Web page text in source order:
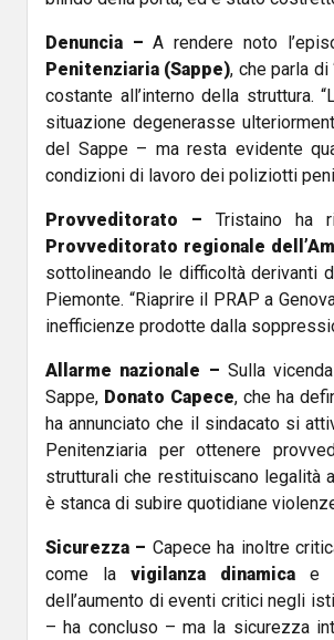
Denuncia – A rendere noto
Penitenziaria (Sappe), che parla di
costante all’interno della struttura.
situazione degenerasse
del Sappe – ma resta evidente
condizioni di lavoro dei poliziotti
Provveditorato – Tristaino ha
Provveditorato regionale
sottolineando le difficoltà derivanti
Piemonte. “Riaprire il PRAP a
inefficienze prodotte dalla
Allarme nazionale – Sulla
Sappe, Donato Capece, che ha
ha annunciato che il sindacato si
Penitenziaria per ottenere
strutturali che restituiscano legalità
è stanca di subire quotidiane violenze
Sicurezza – Capece ha inoltre
come la vigilanza dinamica e
dell’aumento di eventi critici negli
– ha concluso – ma la sicurezza